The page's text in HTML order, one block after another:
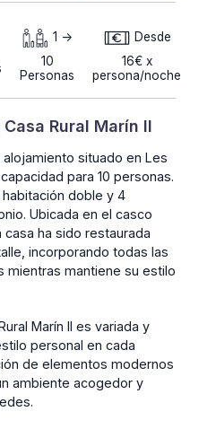
1 ->
10
Personas
Desde
16€ x
persona/noche
Rural Marín II
alojamiento situado en Les
para 10 personas.
doble y 4
Ubicada en el casco
ha sido restaurada
incorporando todas las
mientras mantiene su estilo
Marín II es variada y
personal en cada
de elementos modernos
ambiente acogedor y